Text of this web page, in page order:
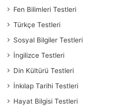
Fen Bilimleri Testleri
Türkçe Testleri
Sosyal Bilgiler Testleri
İngilizce Testleri
Din Kültürü Testleri
İnkılap Tarihi Testleri
Hayat Bilgisi Testleri